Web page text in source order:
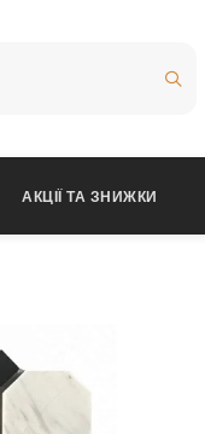
АКЦІЇ ТА ЗНИЖКИ